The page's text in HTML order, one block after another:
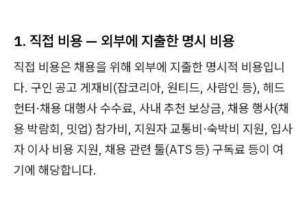
1. 직접 비용 — 외부에 지출한 명시 비용
직접 비용은 채용을 위해 외부에 지출한 명시적 비용입니
다. 구인 공고 게재비(잡코리아, 원티드, 사람인 등), 헤드
헌터·채용 대행사 수수료, 사내 추천 보상금, 채용 행사(채
용 박람회, 밋업) 참가비, 지원자 교통비·숙박비 지원, 입사
자 이사 비용 지원, 채용 관련 툴(ATS 등) 구독료 등이 여
기에 해당합니다.